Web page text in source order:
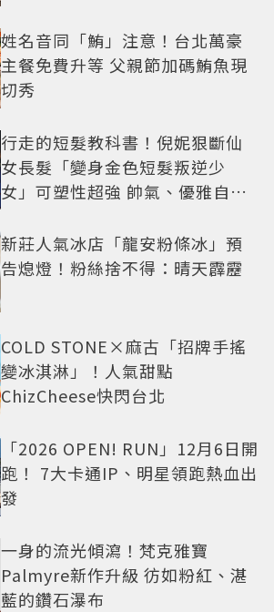
姓名音同「鮪」注意！台北萬豪
主餐免費升等 父親節加碼鮪魚現
切秀
行走的短髮教科書！倪妮狠斷仙
女長髮「變身金色短髮叛逆少
女」可塑性超強 帥氣、優雅自由
新莊人氣冰店「龍安粉條冰」預
告熄燈！粉絲捨不得：晴天霹靂
COLD STONE×麻古「招牌手搖
變冰淇淋」！人氣甜點
ChizCheese快閃台北
「2026 OPEN! RUN」12月6日開
跑！ 7大卡通IP、明星領跑熱血出
發
一身的流光傾瀉！梵克雅寶
Palmyre新作升級 彷如粉紅、湛
藍的鑽石瀑布